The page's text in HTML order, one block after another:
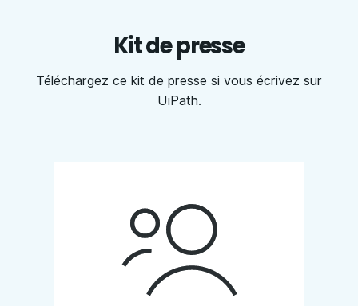
Kit de presse
Téléchargez ce kit de presse si vous écrivez sur
UiPath.